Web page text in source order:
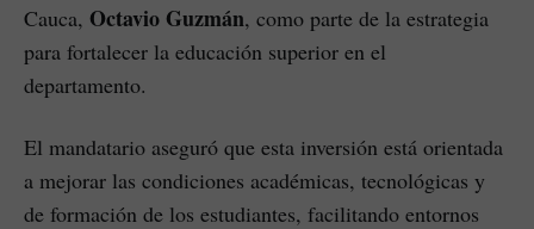
Cauca, Octavio Guzmán, como parte de la estrategia
para fortalecer la educación superior en el
departamento.
El mandatario aseguró que esta inversión está orientada
a mejorar las condiciones académicas, tecnológicas y
de formación de los estudiantes, facilitando entornos